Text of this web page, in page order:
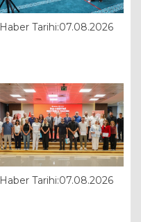
Haber Tarihi:07.08.2026
Haber Tarihi:07.08.2026